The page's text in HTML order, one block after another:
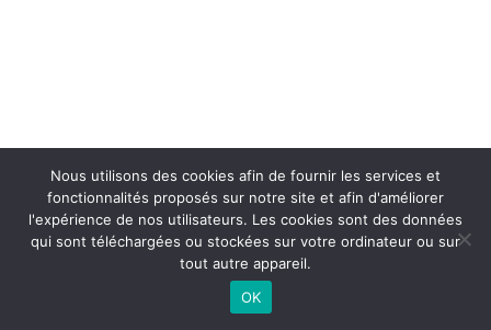
Nous utilisons des cookies afin de fournir les services et
fonctionnalités proposés sur notre site et afin d'améliorer
l'expérience de nos utilisateurs. Les cookies sont des données
qui sont téléchargées ou stockées sur votre ordinateur ou sur
tout autre appareil.
OK